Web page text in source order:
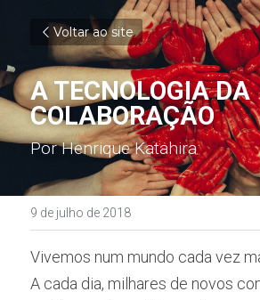
Voltar ao site
A TECNOLOGIA DA
COLABORAÇÃO
Por Henrique Katahira
9 de julho de 2018
Vivemos num mundo cada vez
A cada dia, milhares de novos